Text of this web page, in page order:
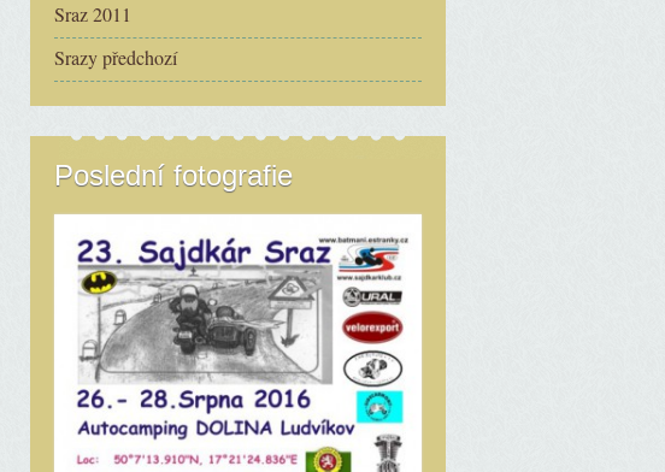
Sraz 2011
Srazy předchozí
Poslední fotografie